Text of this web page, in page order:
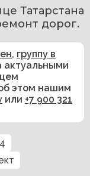
Татарстана
дорог.
, группу в
актуальными
этом нашим
или +7 900 321